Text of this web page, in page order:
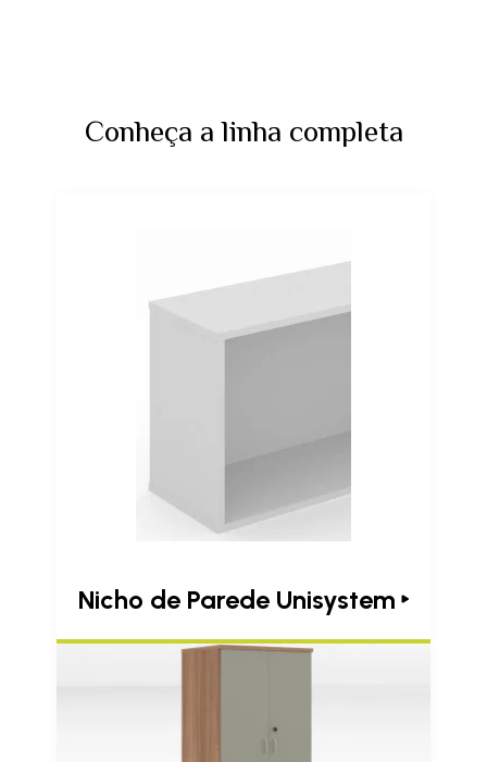
Conheça a linha completa
Nicho de Parede Unisystem